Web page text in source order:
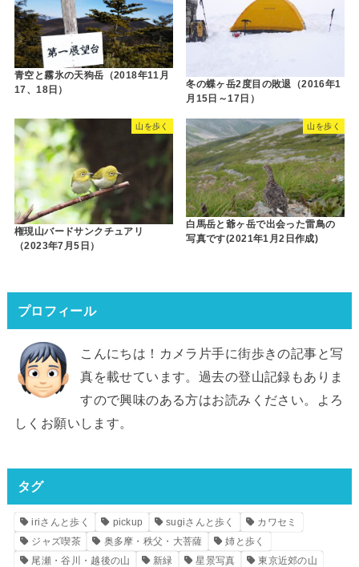
青空と霧氷の天狗岳（2018年11月
17、18日）
冬の蝶ヶ岳2度目の敗退（2016年1
月15日～17日）
山を歩く
権現山バードサンクチュアリ
（2023年7月5日）
山を歩く
白馬岳と爺ヶ岳で出会った雷鳥の
写真です(2021年1月2日作成)
プロフィール
こんにちは！カメラ片手に街歩きの記事と写
真を載せています。過去の登山記録もありま
すので興味のある方はお読みください。よろ
しくお願いします。
タグ
iriさんと歩く pickup sugiさんと歩く
カワセミ
ジャズ喫茶
奥多摩・秩父・大菩薩
姉と歩く
尾瀬・谷川・越後の山
新緑 星景写真
東京近郊の山